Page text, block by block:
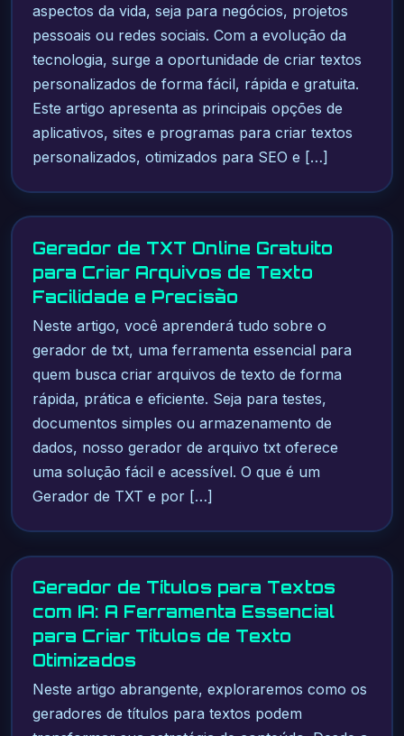
aspectos da vida, seja para negócios, projetos
pessoais ou redes sociais. Com a evolução da
tecnologia, surge a oportunidade de criar textos
personalizados de forma fácil, rápida e gratuita.
Este artigo apresenta as principais opções de
aplicativos, sites e programas para criar textos
personalizados, otimizados para SEO e […]
Gerador de TXT Online Gratuito
para Criar Arquivos de Texto
Facilidade e Precisão
Neste artigo, você aprenderá tudo sobre o
gerador de txt, uma ferramenta essencial para
quem busca criar arquivos de texto de forma
rápida, prática e eficiente. Seja para testes,
documentos simples ou armazenamento de
dados, nosso gerador de arquivo txt oferece
uma solução fácil e acessível. O que é um
Gerador de TXT e por […]
Gerador de Títulos para Textos
com IA: A Ferramenta Essencial
para Criar Títulos de Texto
Otimizados
Neste artigo abrangente, exploraremos como os
geradores de títulos para textos podem